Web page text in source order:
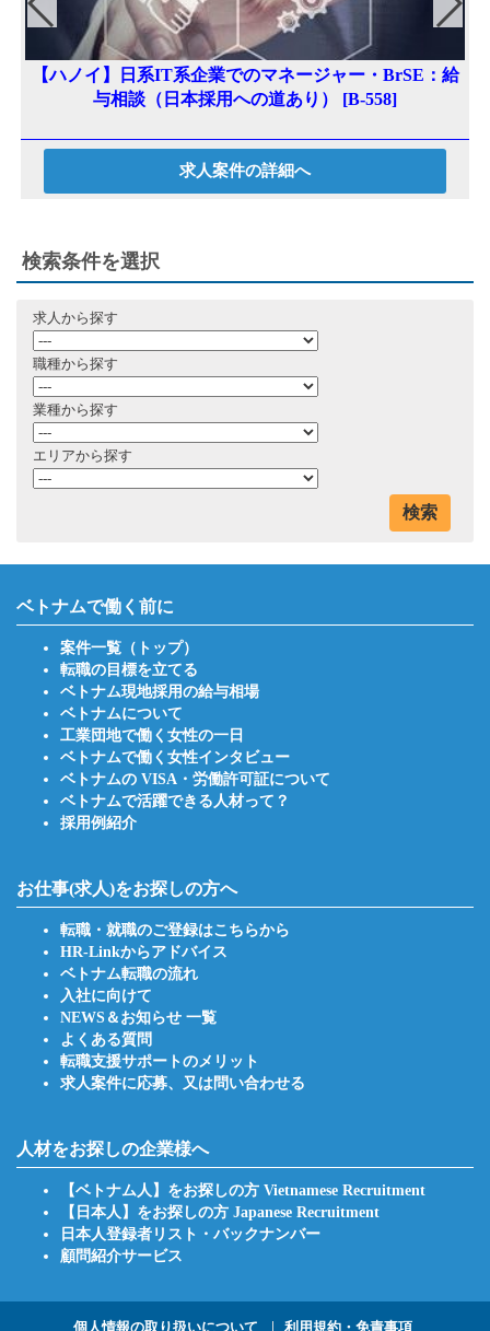
【ハノイ】日系IT系企業でのマネージャー・BrSE：給
与相談（日本採用への道あり） [B-558]
求人案件の詳細へ
検索条件を選択
求人から探す
職種から探す
業種から探す
エリアから探す
検索
ベトナムで働く前に
案件一覧（トップ）
転職の目標を立てる
ベトナム現地採用の給与相場
ベトナムについて
工業団地で働く女性の一日
ベトナムで働く女性インタビュー
ベトナムの VISA・労働許可証について
ベトナムで活躍できる人材って？
採用例紹介
お仕事(求人)をお探しの方へ
転職・就職のご登録はこちらから
HR-Linkからアドバイス
ベトナム転職の流れ
入社に向けて
NEWS＆お知らせ 一覧
よくある質問
転職支援サポートのメリット
求人案件に応募、又は問い合わせる
人材をお探しの企業様へ
【ベトナム人】をお探しの方 Vietnamese Recruitment
【日本人】をお探しの方 Japanese Recruitment
日本人登録者リスト・バックナンバー
顧問紹介サービス
個人情報の取り扱いについて 利用規約・免責事項